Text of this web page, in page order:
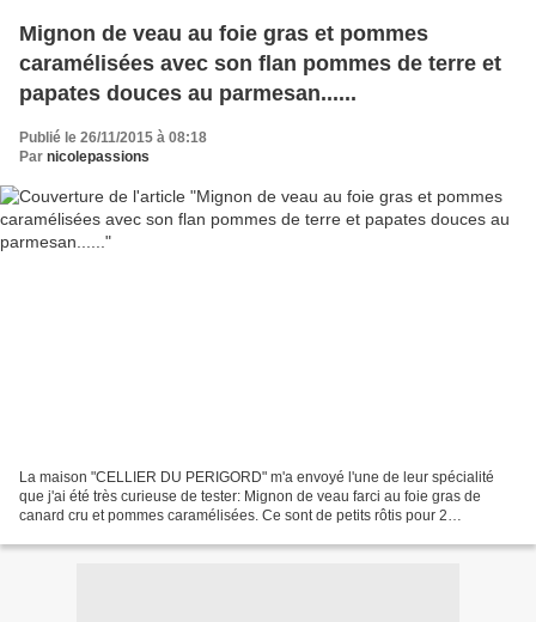
Mignon de veau au foie gras et pommes
caramélisées avec son flan pommes de terre et
papates douces au parmesan......
Publié le 26/11/2015 à 08:18
Par nicolepassions
La maison "CELLIER DU PERIGORD" m'a envoyé l'une de leur spécialité
que j'ai été très curieuse de tester: Mignon de veau farci au foie gras de
canard cru et pommes caramélisées. Ce sont de petits rôtis pour 2